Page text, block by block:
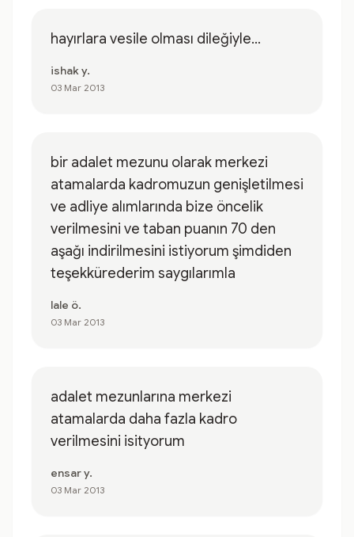
hayırlara vesile olması dileğiyle...
ishak y.
03 Mar 2013
bir adalet mezunu olarak merkezi
atamalarda kadromuzun genişletilmesi
ve adliye alımlarında bize öncelik
verilmesini ve taban puanın 70 den
aşağı indirilmesini istiyorum şimdiden
teşekkürederim saygılarımla
lale ö.
03 Mar 2013
adalet mezunlarına merkezi
atamalarda daha fazla kadro
verilmesini isityorum
ensar y.
03 Mar 2013